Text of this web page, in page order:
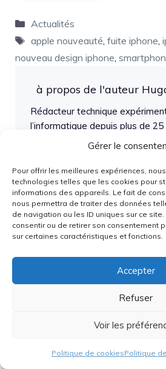
Gérer le
Pour offrir les meilleures expériences,
technologies telles que les cookies pour
informations des appareils. Le fait de
nous permettra de traiter des données
de navigation ou les ID uniques sur ce
consentir ou de retirer son consentement
sur certaines caractéristiques et fonctions.
Accepter
Refuser
Voir les
Politique de cookiesPolitique
Catégories
Actualités
Étiquettes
apple nouveauté, fuite iphone,
nouveau design iphone,
à propos de l'auteur
Rédacteur technique
l’informatique depuis plus de 25
J’accompagne les entreprises
restant à l’affût des nouvelles
Rigoureux et curieux, j’aime
concepts complexes pour les
compréhensibles à tous.
Articles du même auteur
AOC lance un écran gaming